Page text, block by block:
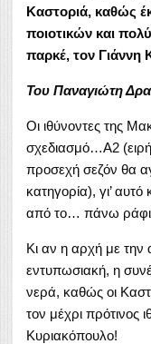
Καστοριά, καθώς
ποιοτικών και
παρκέ, τον Γιάννη
Του Παναγιώτη
Οι ιθύνοντες της
σχεδιασμό…Α2
προσεχή σεζόν θα
κατηγορία), γι’
από το… πάνω
Κι αν η αρχή με
εντυπωσιακή, η
νερά, καθώς οι
τον μέχρι πρότινος
Κυριακόπουλο!